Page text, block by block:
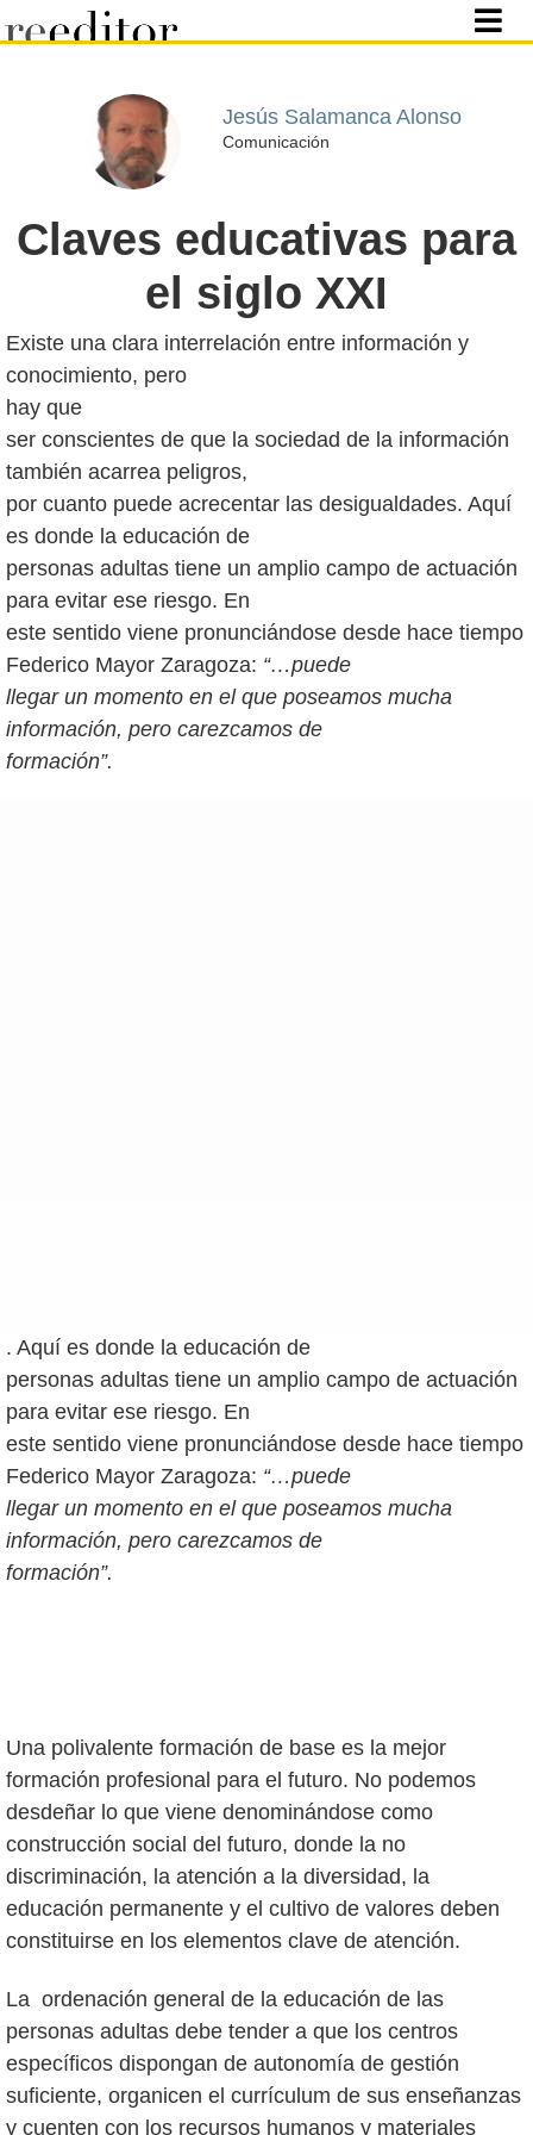
Jesús Salamanca Alonso
Comunicación
Claves educativas para
el siglo XXI
Existe una clara interrelación entre información y
conocimiento, pero
hay que
ser conscientes de que la sociedad de la información
también acarrea peligros,
por cuanto puede acrecentar las desigualdades. Aquí
es donde la educación de
personas adultas tiene un amplio campo de actuación
para evitar ese riesgo. En
este sentido viene pronunciándose desde hace tiempo
Federico Mayor Zaragoza: “…puede
llegar un momento en el que poseamos mucha
información, pero carezcamos de
formación”.
. Aquí es donde la educación de
personas adultas tiene un amplio campo de actuación
para evitar ese riesgo. En
este sentido viene pronunciándose desde hace tiempo
Federico Mayor Zaragoza: “…puede
llegar un momento en el que poseamos mucha
información, pero carezcamos de
formación”.
Una polivalente formación de base es la mejor
formación profesional para el futuro. No podemos
desdeñar lo que viene denominándose como
construcción social del futuro, donde la no
discriminación, la atención a la diversidad, la
educación permanente y el cultivo de valores deben
constituirse en los elementos clave de atención.
La ordenación general de la educación de las
personas adultas debe tender a que los centros
específicos dispongan de autonomía de gestión
suficiente, organicen el currículum de sus enseñanzas
y cuenten con los recursos humanos y materiales